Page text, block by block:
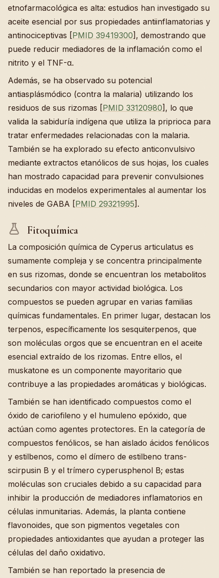
etnofarmacológica es alta: estudios han investigado su
aceite esencial por sus propiedades antiinflamatorias y
antinociceptivas [PMID 39419300], demostrando que
puede reducir mediadores de la inflamación como el
nitrito y el TNF-α.
Además, se ha observado su potencial
antiasplásmódico (contra la malaria) utilizando los
residuos de sus rizomas [PMID 33120980], lo que
valida la sabiduría indígena que utiliza la priprioca para
tratar enfermedades relacionadas con la malaria.
También se ha explorado su efecto anticonvulsivo
mediante extractos etanólicos de sus hojas, los cuales
han mostrado capacidad para prevenir convulsiones
inducidas en modelos experimentales al aumentar los
niveles de GABA [PMID 29321995].
Fitoquímica
La composición química de Cyperus articulatus es
sumamente compleja y se concentra principalmente
en sus rizomas, donde se encuentran los metabolitos
secundarios con mayor actividad biológica. Los
compuestos se pueden agrupar en varias familias
químicas fundamentales. En primer lugar, destacan los
terpenos, específicamente los sesquiterpenos, que
son moléculas orgos que se encuentran en el aceite
esencial extraído de los rizomas. Entre ellos, el
muskatone es un componente mayoritario que
contribuye a las propiedades aromáticas y biológicas.
También se han identificado compuestos como el
óxido de cariofileno y el humuleno epóxido, que
actúan como agentes protectores. En la categoría de
compuestos fenólicos, se han aislado ácidos fenólicos
y estilbenos, como el dímero de estilbeno trans-
scirpusin B y el trímero cyperusphenol B; estas
moléculas son cruciales debido a su capacidad para
inhibir la producción de mediadores inflamatorios en
células inmunitarias. Además, la planta contiene
flavonoides, que son pigmentos vegetales con
propiedades antioxidantes que ayudan a proteger las
células del daño oxidativo.
También se han reportado la presencia de